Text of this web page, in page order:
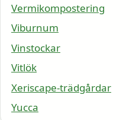
Vermikompostering
Viburnum
Vinstockar
Vitlök
Xeriscape-trädgårdar
Yucca